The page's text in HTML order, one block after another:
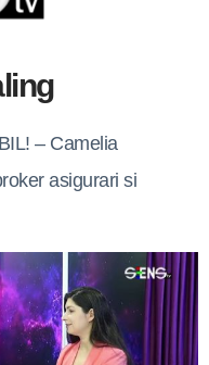
– Camelia
asigurari si